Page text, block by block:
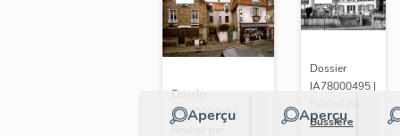
Aperçu
Dossier
IA78000985 |
Aperçu
Dossier
IA78000495 |
Bussière